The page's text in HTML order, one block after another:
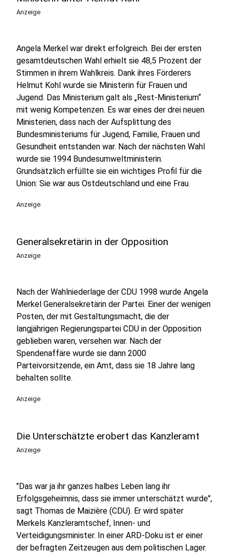
Anzeige
Angela Merkel war direkt erfolgreich. Bei der ersten
gesamtdeutschen Wahl erhielt sie 48,5 Prozent der
Stimmen in ihrem Wahlkreis. Dank ihres Förderers
Helmut Kohl wurde sie Ministerin für Frauen und
Jugend. Das Ministerium galt als „Rest-Ministerium“
mit wenig Kompetenzen. Es war eines der drei neuen
Ministerien, dass nach der Aufsplittung des
Bundesministeriums für Jugend, Familie, Frauen und
Gesundheit entstanden war. Nach der nächsten Wahl
wurde sie 1994 Bundesumweltministerin.
Grundsätzlich erfüllte sie ein wichtiges Profil für die
Union: Sie war aus Ostdeutschland und eine Frau.
Anzeige
Generalsekretärin in der Opposition
Anzeige
Nach der Wahlniederlage der CDU 1998 wurde Angela
Merkel Generalsekretärin der Partei. Einer der wenigen
Posten, der mit Gestaltungsmacht, die der
langjährigen Regierungspartei CDU in der Opposition
geblieben waren, versehen war. Nach der
Spendenaffäre wurde sie dann 2000
Parteivorsitzende, ein Amt, dass sie 18 Jahre lang
behalten sollte.
Anzeige
Die Unterschätzte erobert das Kanzleramt
Anzeige
"Das war ja ihr ganzes halbes Leben lang ihr
Erfolgsgeheimnis, dass sie immer unterschätzt wurde",
sagt Thomas de Maizière (CDU). Er wird später
Merkels Kanzleramtschef, Innen- und
Verteidigungsminister. In einer ARD-Doku ist er einer
der befragten Zeitzeugen aus dem politischen Lager.